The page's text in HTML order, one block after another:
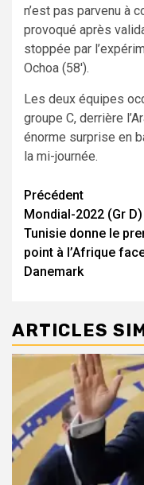
n’est pas parvenu à
provoqué après
stoppée par
Ochoa (58′).
Les deux équipes
groupe C, derrière
énorme surprise en
la mi-journée.
Navigation
d’article
Précédent
Mondial-2022 (Gr D)
Tunisie donne le
point à l’Afrique
Danemark
ARTICLES